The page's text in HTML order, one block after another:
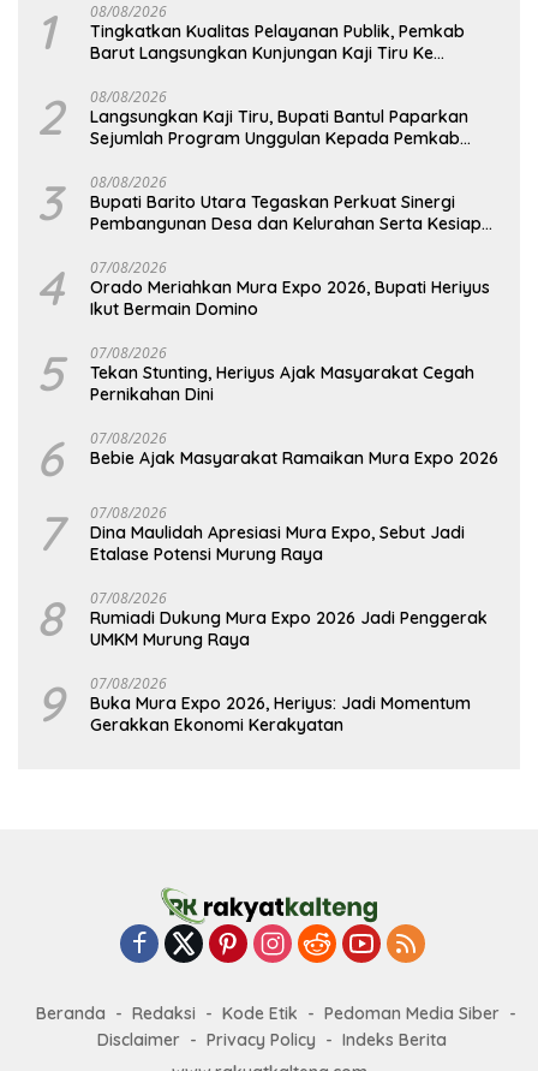
1 08/08/2026
Tingkatkan Kualitas Pelayanan Publik, Pemkab
Barut Langsungkan Kunjungan Kaji Tiru Ke
2 08/08/2026
Langsungkan Kaji Tiru, Bupati Bantul Paparkan
Sejumlah Program Unggulan Kepada Pemkab
3 08/08/2026
Bupati Barito Utara Tegaskan Perkuat Sinergi
Pembangunan Desa dan Kelurahan Serta Kesiapan
4 07/08/2026
Orado Meriahkan Mura Expo 2026, Bupati Heriyus
Ikut Bermain Domino
5 07/08/2026
Tekan Stunting, Heriyus Ajak Masyarakat Cegah
Pernikahan Dini
6 07/08/2026
Bebie Ajak Masyarakat Ramaikan Mura Expo 2026
7 07/08/2026
Dina Maulidah Apresiasi Mura Expo, Sebut Jadi
Etalase Potensi Murung Raya
8 07/08/2026
Rumiadi Dukung Mura Expo 2026 Jadi Penggerak
UMKM Murung Raya
9 07/08/2026
Buka Mura Expo 2026, Heriyus: Jadi Momentum
Gerakkan Ekonomi Kerakyatan
Beranda Redaksi Kode Etik
Pedoman Media Siber
Disclaimer
Privacy Policy
Indeks Berita